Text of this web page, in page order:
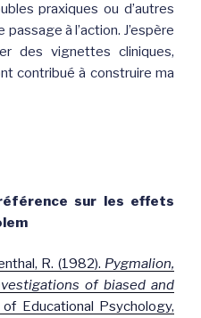
praxiques ou d’autres
à l’action. J’espère
des vignettes cliniques,
contribué à construire ma
sur les effets
R. (1982). Pygmalion,
of biased and
of Educational Psychology,